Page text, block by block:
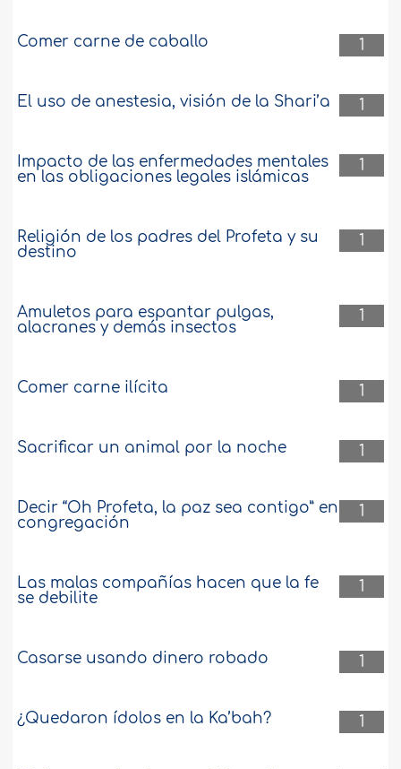
1
Comer carne de caballo
1
El uso de anestesia, visión de la Shari’a
1
Impacto de las enfermedades mentales
en las obligaciones legales islámicas
1
Religión de los padres del Profeta y su
destino
1
Amuletos para espantar pulgas,
alacranes y demás insectos
1
Comer carne ilícita
1
Sacrificar un animal por la noche
1
Decir “Oh Profeta, la paz sea contigo” en
congregación
1
Las malas compañías hacen que la fe
se debilite
1
Casarse usando dinero robado
1
¿Quedaron ídolos en la Ka’bah?